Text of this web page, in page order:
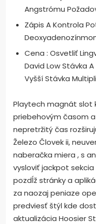
Angstrómu
Zápis A Kontrola
Cena : Osvetliť
David Low Stávka
Vyšší Stávka
Playtech magnát slot
priebehovým časom
nepretržitý čas
Železo Človek ii,
naberačka miera , s
vysloviť jackpot
pozdĺž stránky a
za naozaj peniaze
predviesť štýl kde
aktualizácia Hoosier